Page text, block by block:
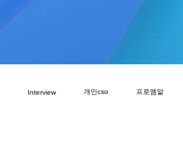
Interview 개인cso 프로엠알